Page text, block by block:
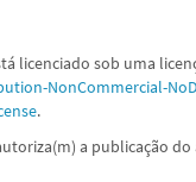
licenciado sob uma
NonCommercial-
.
a publicação